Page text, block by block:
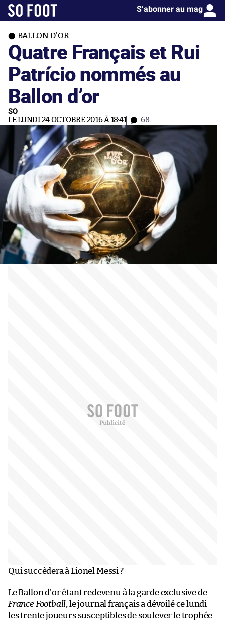
S’abonner au mag
BALLON D'OR
Quatre Français et Rui
Patrício nommés au
Ballon d’or
SO
LE LUNDI 24 OCTOBRE 2016 À 18:41 68
Qui succèdera à Lionel Messi ?
Le Ballon d’or étant redevenu à la garde exclusive de
France Football, le journal français a dévoilé ce lundi
les trente joueurs susceptibles de soulever le trophée